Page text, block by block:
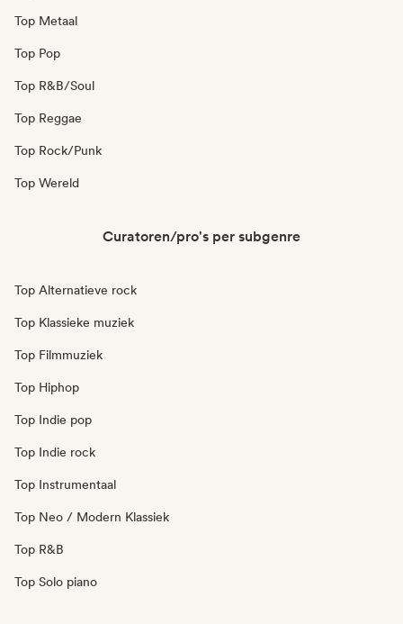
Top Metaal
Top Pop
Top R&B/Soul
Top Reggae
Top Rock/Punk
Top Wereld
Curatoren/pro's per subgenre
Top Alternatieve rock
Top Klassieke muziek
Top Filmmuziek
Top Hiphop
Top Indie pop
Top Indie rock
Top Instrumentaal
Top Neo / Modern Klassiek
Top R&B
Top Solo piano